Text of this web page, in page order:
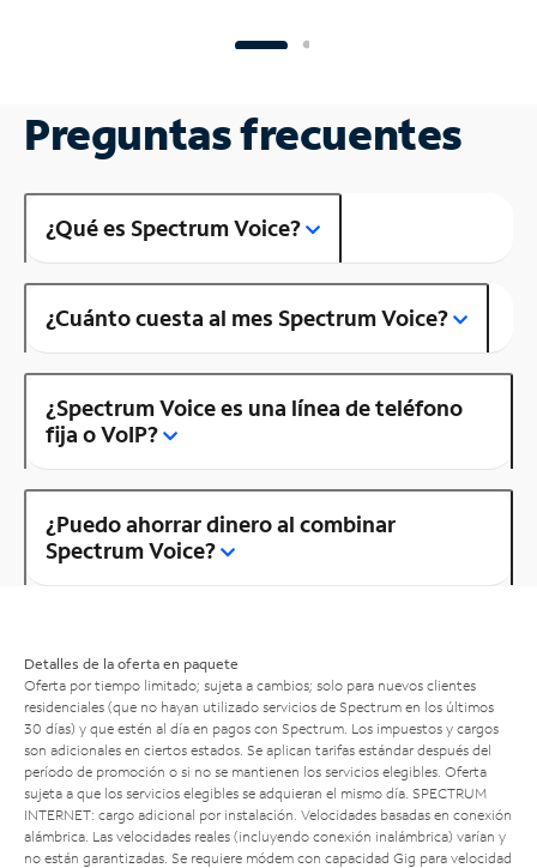
Preguntas frecuentes
¿Qué es Spectrum Voice?
¿Cuánto cuesta al mes Spectrum Voice?
¿Spectrum Voice es una línea de teléfono
fija o VoIP?
¿Puedo ahorrar dinero al combinar
Spectrum Voice?
Detalles de la oferta en paquete
Oferta por tiempo limitado; sujeta a cambios; solo para nuevos clientes
residenciales (que no hayan utilizado servicios de Spectrum en los últimos
30 días) y que estén al día en pagos con Spectrum. Los impuestos y cargos
son adicionales en ciertos estados. Se aplican tarifas estándar después del
período de promoción o si no se mantienen los servicios elegibles. Oferta
sujeta a que los servicios elegibles se adquieran el mismo día. SPECTRUM
INTERNET: cargo adicional por instalación. Velocidades basadas en conexión
alámbrica. Las velocidades reales (incluyendo conexión inalámbrica) varían y
no están garantizadas. Se requiere módem con capacidad Gig para velocidad